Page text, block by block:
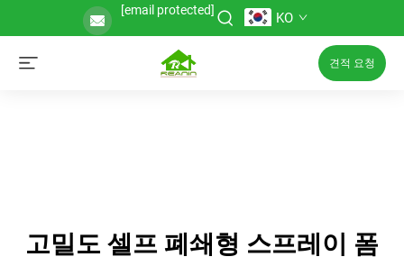
[email protected] KO
견적 요청
고밀도 셀프 폐쇄형 스프레이 폼